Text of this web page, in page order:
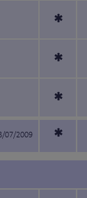
*
*
*
07/2009 *